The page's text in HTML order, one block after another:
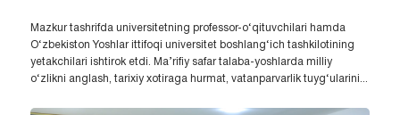
Mazkur tashrifda universitetning professor-o‘qituvchilari hamda
O‘zbekiston Yoshlar ittifoqi universitet boshlang‘ich tashkilotining
yetakchilari ishtirok etdi. Ma’rifiy safar talaba-yoshlarda milliy
o‘zlikni anglash, tarixiy xotiraga hurmat, vatanparvarlik tuyg‘ularini...